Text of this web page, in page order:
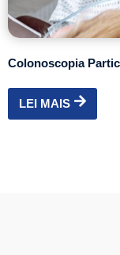
Colonoscopia
LEI MAIS